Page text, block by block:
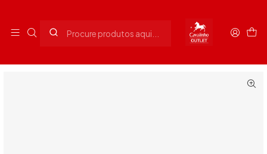
Início Homem Acessórios Homem Cinto Azul Desportivo